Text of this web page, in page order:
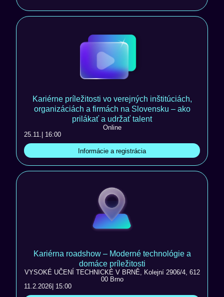
Kariérne príležitosti vo verejných inštitúciách,
organizáciách a firmách na Slovensku – ako
prilákať a udržať talent
Online
25.11. | 16:00
Informácie a registrácia
Kariérna roadshow – Moderné technológie a
domáce príležitosti
VYSOKÉ UČENÍ TECHNICKÉ V BRNĚ, Kolejní 2906/4, 612
00 Brno
11.2.2026 | 15:00